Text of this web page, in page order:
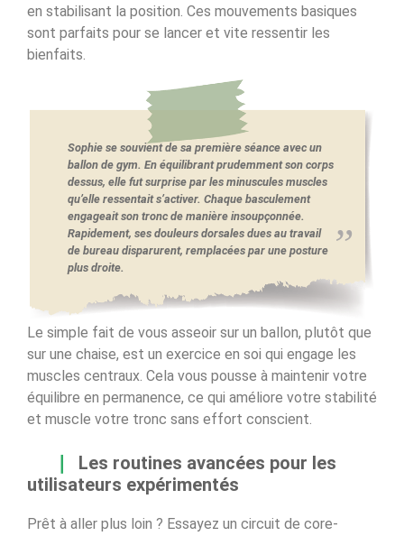
en stabilisant la position. Ces mouvements basiques
sont parfaits pour se lancer et vite ressentir les
bienfaits.
Sophie se souvient de sa première séance avec un
ballon de gym. En équilibrant prudemment son corps
dessus, elle fut surprise par les minuscules muscles
qu’elle ressentait s’activer. Chaque basculement
engageait son tronc de manière insoupçonnée.
Rapidement, ses douleurs dorsales dues au travail
de bureau disparurent, remplacées par une posture
plus droite.
Le simple fait de vous asseoir sur un ballon, plutôt que
sur une chaise, est un exercice en soi qui engage les
muscles centraux. Cela vous pousse à maintenir votre
équilibre en permanence, ce qui améliore votre stabilité
et muscle votre tronc sans effort conscient.
Les routines avancées pour les
utilisateurs expérimentés
Prêt à aller plus loin ? Essayez un circuit de core-